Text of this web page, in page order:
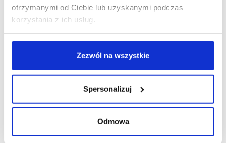
otrzymanymi od Ciebie lub uzyskanymi podczas
korzystania z ich usług.
Zezwól na wszystkie
Spersonalizuj
Odmowa